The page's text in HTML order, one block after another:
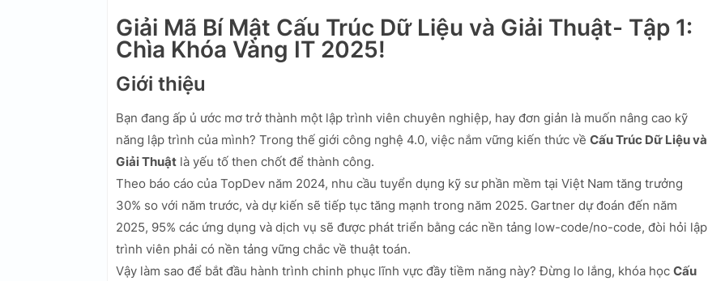
Giải Mã Bí Mật Cấu Trúc Dữ Liệu và Giải Thuật- Tập 1:
Chìa Khóa Vàng IT 2025!
Giới thiệu
Bạn đang ấp ủ ước mơ trở thành một lập trình viên chuyên nghiệp, hay đơn giản là muốn nâng cao kỹ
năng lập trình của mình? Trong thế giới công nghệ 4.0, việc nắm vững kiến thức về Cấu Trúc Dữ Liệu và
Giải Thuật là yếu tố then chốt để thành công.
Theo báo cáo của TopDev năm 2024, nhu cầu tuyển dụng kỹ sư phần mềm tại Việt Nam tăng trưởng
30% so với năm trước, và dự kiến sẽ tiếp tục tăng mạnh trong năm 2025. Gartner dự đoán đến năm
2025, 95% các ứng dụng và dịch vụ sẽ được phát triển bằng các nền tảng low-code/no-code, đòi hỏi lập
trình viên phải có nền tảng vững chắc về thuật toán.
Vậy làm sao để bắt đầu hành trình chinh phục lĩnh vực đầy tiềm năng này? Đừng lo lắng, khóa học Cấu